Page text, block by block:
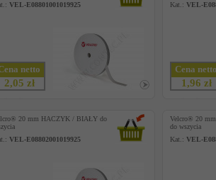
VEL-E08801001019925
netto
2,05 zł
Kat.: VEL-
Cena netto
1,96 zł
20 mm HACZYK / BIAŁY do
VEL-E08802001019925
Velcro® 20
do wszycia
Kat.: VEL-